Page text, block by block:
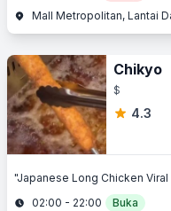
Chikyo
$
4.3
"Japanese Long Chicken
02:00 - 22:00
Buka